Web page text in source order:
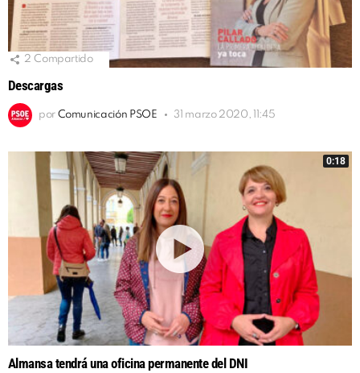
2 Compartido
Descargas
por Comunicación PSOE 31 marzo 2020, 11:45
0:18
Almansa tendrá una oficina permanente del DNI